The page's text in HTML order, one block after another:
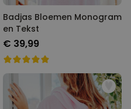
Badjas Bloemen Monogram
en Tekst
€ 39,99
OVERIGE